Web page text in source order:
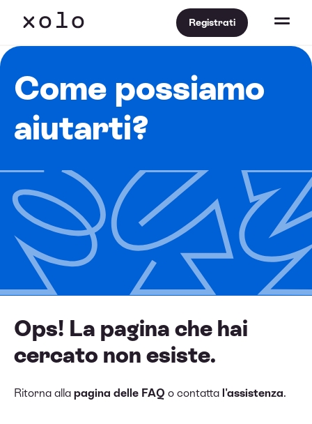
Registrati
Come possiamo
aiutarti?
Ops! La pagina che hai
cercato non esiste.
Ritorna alla pagina delle FAQ o contatta l'assistenza.